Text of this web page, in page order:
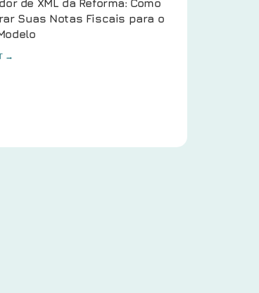
de XML da Reforma: Como
Suas Notas Fiscais para o
→